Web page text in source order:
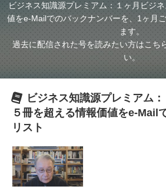
ビジネス知識源プレミアム：１ヶ月ビジ
値をe-Mailでのバックナンバーを、1ヶ月
ます。
過去に配信された号を読みたい方はこち
い。
ビジネス知識源プレミアム
５冊を超える情報価値をe-Mail
リスト